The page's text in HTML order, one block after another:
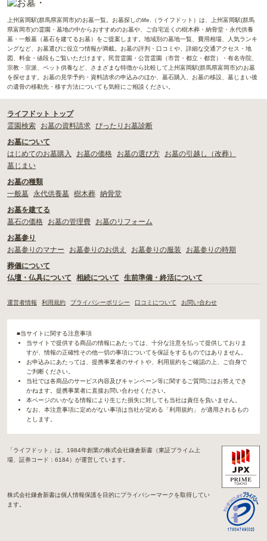
上州富岡駅(群馬県富岡市)のお墓一覧。お墓探しのlife.（ライフドット）は、上州富岡駅(群馬
県富岡市)の霊園・墓地の中からおすすめのお墓や、ご自宅近くの樹木葬・納骨堂・永代供養
墓・一般墓（墓石を建てるお墓）をご提案します。地域別の墓地一覧、費用相場、人気ランキ
ングなど、お墓選びに役立つ情報が満載。お墓の評判・口コミや、詳細な交通アクセス・地
図、料金・値段もご覧いただけます。民営霊園・公営霊園（市営・都立・都営）・有名寺院、
宗教・宗派、ペット供養など、さまざまな特徴から比較して上州富岡駅(群馬県富岡市)のお墓
を探せます。お墓の見学予約・資料請求の申込みのほか、墓石購入、お墓の移設、墓じまい後
の遺骨の移動先・移す方法についても気軽にご相談ください。
ライフドット トップ
霊園検索
お墓の資料請求 ぴったりお墓診断
お墓について
はじめてのお墓購入
お墓の価格 お墓の選び方
お墓の引越し（改葬）
墓じまい
お墓の種類
一般墓
永代供養墓 樹木葬 納骨堂
お墓を建てる
墓石の価格
お墓の管理費
お墓のリフォーム
お墓参り
お墓参りのマナー
お墓参りのお供え お墓参りの服装
お墓参りの時期
葬儀について
仏壇・仏具について
相続について 生前準備・終活について
運営者情報 利用規約 プライバシーポリシー 口コミについて お問い合わせ
■当サイトに関する注意事項
当サイトで提供する商品の情報にあたっては、十分な注意を払って提供しておりま
すが、情報の正確性その他一切の事項についてを保証をするものではありません。
お申込みにあたっては、提携事業者のサイトや、利用規約をご確認の上、ご自身で
ご判断ください。
当社では各商品のサービス内容及びキャンペーン等に関するご質問にはお答えでき
かねます。提携事業者に直接お問い合わせください。
本ページのいかなる情報により生じた損失に対しても当社は責任を負いません。
なお、本注意事項に定めがない事項は当社が定める「利用規約」 が適用されるもの
とします。
「ライフドット」は、1984年創業の株式会社鎌倉新書（東証プライム上
場、証券コード：6184）が運営しています。
株式会社鎌倉新書は個人情報保護を目的にプライバシーマークを取得してい
ます。